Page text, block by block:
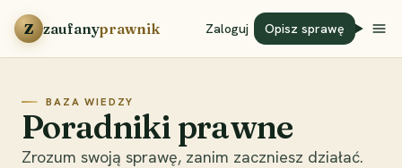
Przejdź do treści
Z zaufanyprawnik Zaloguj Opisz sprawę
BAZA WIEDZY
Poradniki prawne
Zrozum swoją sprawę, zanim zaczniesz działać.